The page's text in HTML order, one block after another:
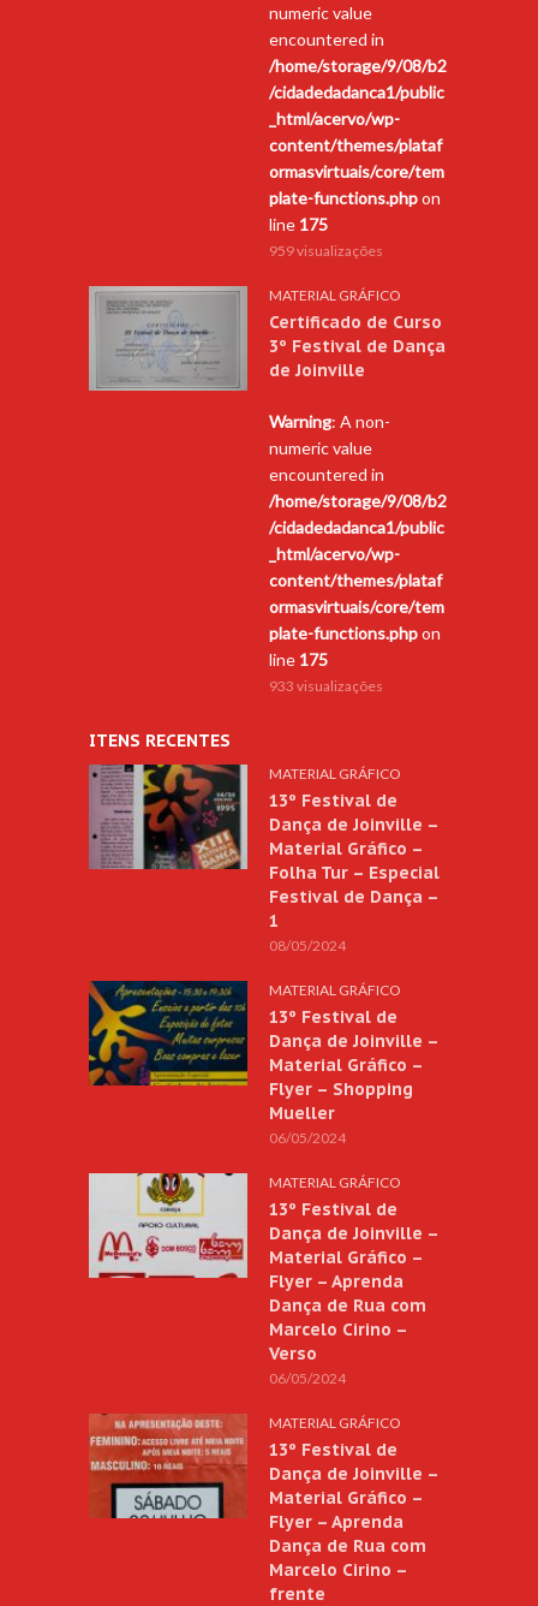
numeric value
encountered in
/home/storage/9/08/b2
/cidadedadanca1/public
_html/acervo/wp-
content/themes/plataf
ormasvirtuais/core/tem
plate-functions.phpon
line 175
959 visualizações
MATERIAL GRÁFICO
Certificado de Curso
3º Festival de Dança
de Joinville
Warning: A non-
numeric value
encountered in
/home/storage/9/08/b2
/cidadedadanca1/public
_html/acervo/wp-
content/themes/plataf
ormasvirtuais/core/tem
plate-functions.phpon
line 175
933 visualizações
ITENS RECENTES
MATERIAL GRÁFICO
13º Festival de
Dança de Joinville –
Material Gráfico –
Folha Tur – Especial
Festival de Dança –
1
08/05/2024
MATERIAL GRÁFICO
13º Festival de
Dança de Joinville –
Material Gráfico –
Flyer – Shopping
Mueller
06/05/2024
MATERIAL GRÁFICO
13º Festival de
Dança de Joinville –
Material Gráfico –
Flyer – Aprenda
Dança de Rua com
Marcelo Cirino –
Verso
06/05/2024
MATERIAL GRÁFICO
13º Festival de
Dança de Joinville –
Material Gráfico –
Flyer – Aprenda
Dança de Rua com
Marcelo Cirino –
frente